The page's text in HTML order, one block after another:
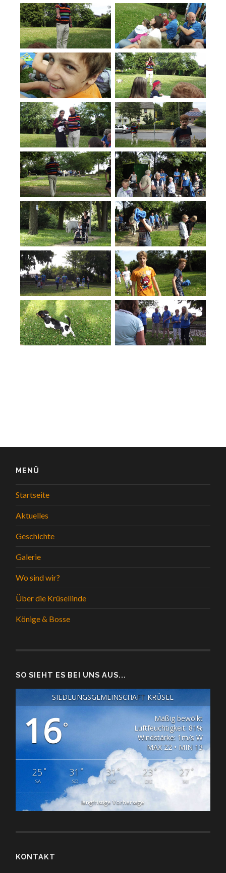
MENÜ
Startseite
Aktuelles
Geschichte
Galerie
Wo sind wir?
Über die Krüsellinde
Könige & Bosse
SO SIEHT ES BEI UNS AUS...
SIEDLUNGSGEMEINSCHAFT KRÜSEL
16°
Mäßig bewölkt
Luftfeuchtigkeit: 81%
Windstärke: 1m/s W
MAX 22 • MIN 13
25°
SA
31 °
SO
31°
MO
23°
DIE
27°
MI
langfristige Vorhersage
KONTAKT